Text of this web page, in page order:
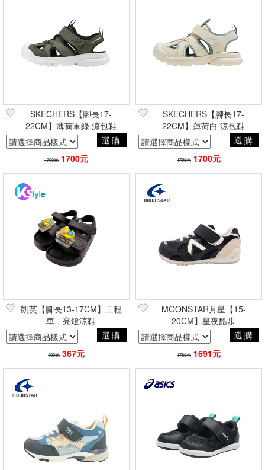
SKECHERS【腳長17-
22CM】薄荷軍綠·涼包鞋
選購
1790元 1700元
SKECHERS【腳長17-
22CM】薄荷白·涼包鞋
選購
1790元 1700元
凱英【腳長13-17CM】工程
車．亮燈涼鞋
選購
490元 367元
MOONSTAR月星【15-
20CM】星夜酷步
選購
1780元 1691元